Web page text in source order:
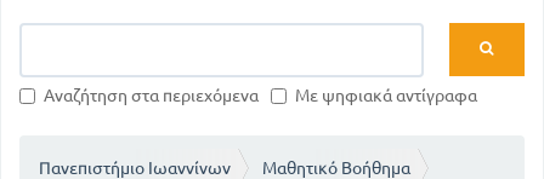
Αναζήτηση στα περιεχόμενα Με ψηφιακά αντίγραφα
Πανεπιστήμιο Ιωαννίνων Μαθητικό Βοήθημα